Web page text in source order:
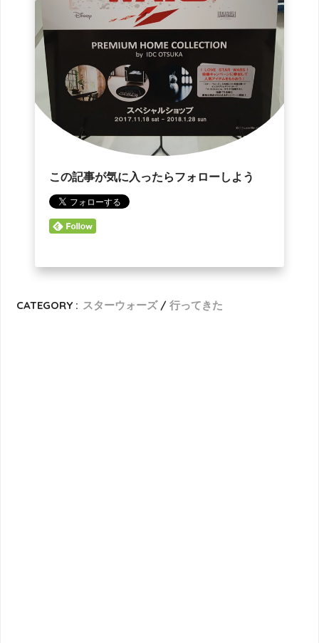
この記事が気に入ったらフォローしよう
CATEGORY : スターウォーズ 行ってきた